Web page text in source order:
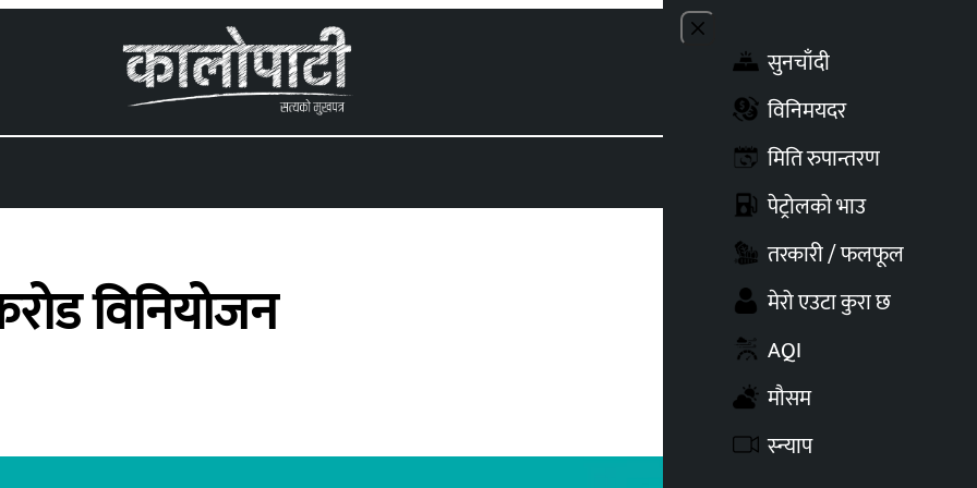
Close menu
सुनचाँदी
विनिमयदर
मिति रुपान्तरण
पेट्रोलको भाउ
तरकारी / फलफूल
मेरो एउटा कुरा छ
AQI
मौसम
स्न्याप
विनियोजन